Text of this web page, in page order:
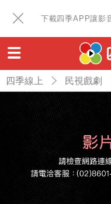
下載四季APP讓影
四季線上 民視戲劇